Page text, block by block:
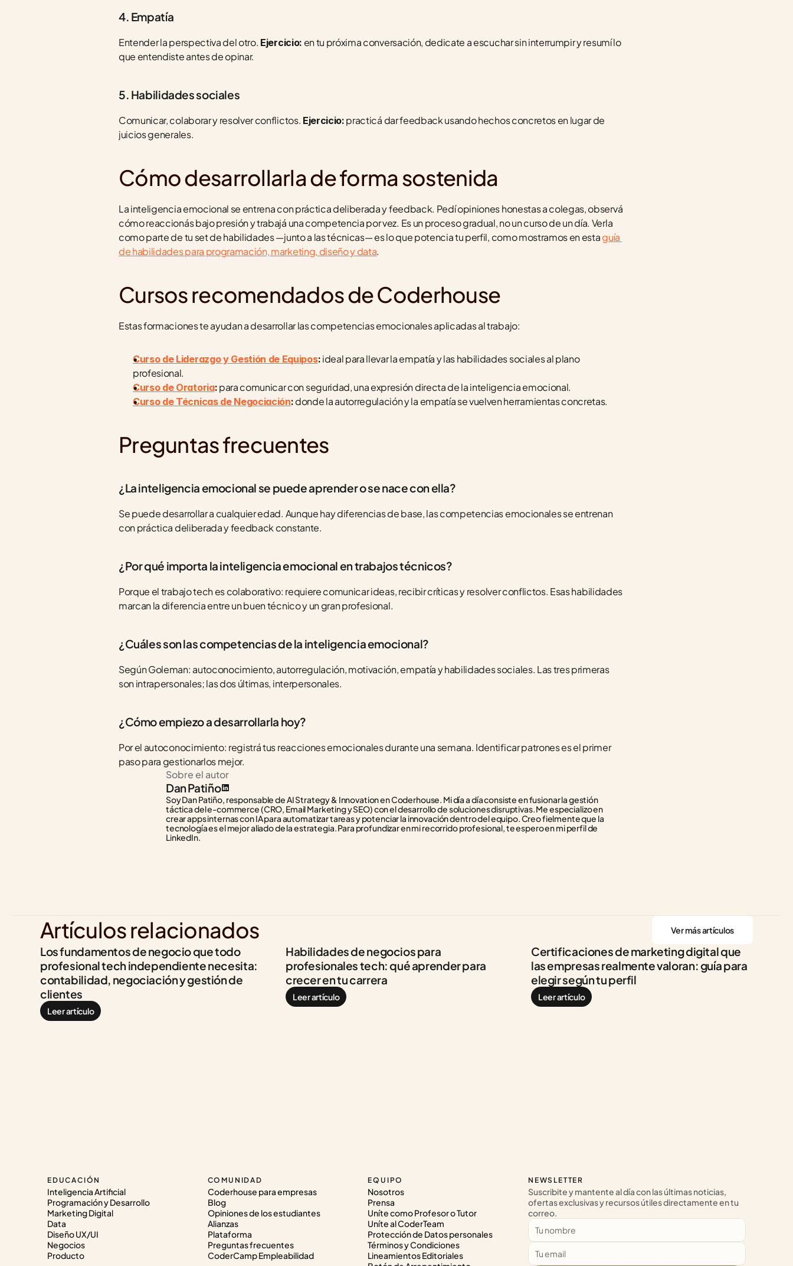
4. Empatía
Entender la perspectiva del otro. Ejercicio: en tu próxima conversación, dedicate a escuchar sin interrumpir y resumí lo
que entendiste antes de opinar.
5. Habilidades sociales
Comunicar, colaborar y resolver conflictos. Ejercicio: practicá dar feedback usando hechos concretos en lugar de
juicios generales.
Cómo desarrollarla de forma sostenida
La inteligencia emocional se entrena con práctica deliberada y feedback. Pedí opiniones honestas a colegas, observá
cómo reaccionás bajo presión y trabajá una competencia por vez. Es un proceso gradual, no un curso de un día. Verla
como parte de tu set de habilidades —junto a las técnicas— es lo que potencia tu perfil, como mostramos en esta guía
de habilidades para programación, marketing, diseño y data.
Cursos recomendados de Coderhouse
Estas formaciones te ayudan a desarrollar las competencias emocionales aplicadas al trabajo:
Curso de Liderazgo y Gestión de Equipos: ideal para llevar la empatía y las habilidades sociales al plano
profesional.
Curso de Oratoria: para comunicar con seguridad, una expresión directa de la inteligencia emocional.
Curso de Técnicas de Negociación: donde la autorregulación y la empatía se vuelven herramientas concretas.
Preguntas frecuentes
¿La inteligencia emocional se puede aprender o se nace con ella?
Se puede desarrollar a cualquier edad. Aunque hay diferencias de base, las competencias emocionales se entrenan
con práctica deliberada y feedback constante.
¿Por qué importa la inteligencia emocional en trabajos técnicos?
Porque el trabajo tech es colaborativo: requiere comunicar ideas, recibir críticas y resolver conflictos. Esas habilidades
marcan la diferencia entre un buen técnico y un gran profesional.
¿Cuáles son las competencias de la inteligencia emocional?
Según Goleman: autoconocimiento, autorregulación, motivación, empatía y habilidades sociales. Las tres primeras
son intrapersonales; las dos últimas, interpersonales.
¿Cómo empiezo a desarrollarla hoy?
Por el autoconocimiento: registrá tus reacciones emocionales durante una semana. Identificar patrones es el primer
paso para gestionarlos mejor.
Sobre el autor
Dan Patiño
Soy Dan Patiño, responsable de AI Strategy & Innovation en Coderhouse. Mi día a día consiste en fusionar la gestión
táctica del e-commerce (CRO, Email Marketing y SEO) con el desarrollo de soluciones disruptivas. Me especializo en
crear apps internas con IA para automatizar tareas y potenciar la innovación dentro del equipo. Creo fielmente que la
tecnología es el mejor aliado de la estrategia. Para profundizar en mi recorrido profesional, te espero en mi perfil de
LinkedIn.
Artículos relacionados Ver más artículos
Los fundamentos de negocio que todo
profesional tech independiente necesita:
contabilidad, negociación y gestión de
clientes
Leer artículo
Habilidades de negocios para
profesionales tech: qué aprender para
crecer en tu carrera
Leer artículo
Certificaciones de marketing digital que
las empresas realmente valoran: guía para
elegir según tu perfil
Leer artículo
EDUCACIÓN
Inteligencia Artificial
Programación y Desarrollo
Marketing Digital
Data
Diseño UX/UI
Negocios
Producto
COMUNIDAD
Coderhouse para empresas
Blog
Opiniones de los estudiantes
Alianzas
Plataforma
Preguntas frecuentes
CoderCamp Empleabilidad
EQUIPO
Nosotros
Prensa
Uníte como Profesor o Tutor
Uníte al CoderTeam
Protección de Datos personales
Términos y Condiciones
Lineamientos Editoriales
NEWSLETTER
Suscribite y mantente al día con las últimas noticias,
ofertas exclusivas y recursos útiles directamente en tu
correo.